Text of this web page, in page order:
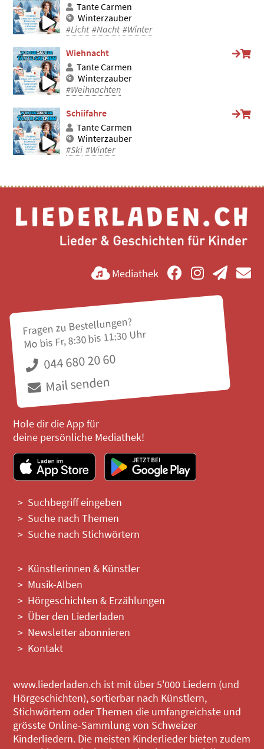
Tante Carmen
Winterzauber
#Licht #Nacht #Winter
Wiehnacht
Tante Carmen
Winterzauber
#Weihnachten
Schiifahre
Tante Carmen
Winterzauber
#Ski #Winter
Mediathek
Fragen zu Bestellungen?
Mo bis Fr, 8:30 bis 11:30 Uhr
044 680 20 60
Mail senden
Hole dir die App für
deine persönliche Mediathek!
Suchbegriff eingeben
Suche nach Themen
Suche nach Stichwörtern
Künstlerinnen & Künstler
Musik-Alben
Hörgeschichten & Erzählungen
Über den Liederladen
Newsletter abonnieren
Kontakt
www.liederladen.ch ist mit über 5'000 Liedern (und
Hörgeschichten), sortierbar nach Künstlern,
Stichwörtern oder Themen die umfangreichste und
grösste Online-Sammlung von Schweizer
Kinderliedern. Die meisten Kinderlieder bieten zudem